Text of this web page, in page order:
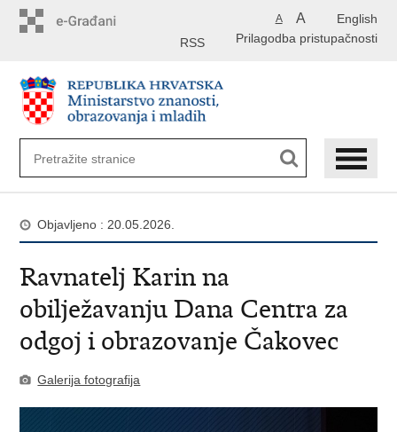
English
A A
Prilagodba pristupačnosti
RSS
Objavljeno : 20.05.2026.
Ravnatelj Karin na
obilježavanju Dana Centra za
odgoj i obrazovanje Čakovec
Galerija fotografija